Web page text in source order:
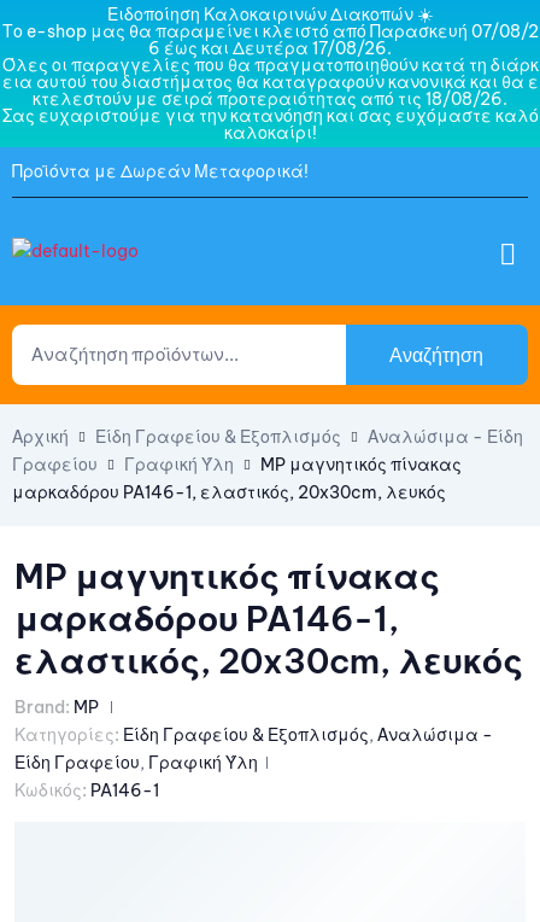
Ειδοποίηση Καλοκαιρινών Διακοπών ☀️
Το e-shop μας θα παραμείνει κλειστό από Παρασκευή 07/08/2
6 έως και Δευτέρα 17/08/26.
Όλες οι παραγγελίες που θα πραγματοποιηθούν κατά τη διάρκ
εια αυτού του διαστήματος θα καταγραφούν κανονικά και θα ε
κτελεστούν με σειρά προτεραιότητας από τις 18/08/26.
Σας ευχαριστούμε για την κατανόηση και σας ευχόμαστε καλό
καλοκαίρι!
Προϊόντα με Δωρεάν Μεταφορικά!
Αναζήτηση
Αρχική Είδη Γραφείου & Εξοπλισμός
Αναλώσιμα - Είδη
Γραφείου
Γραφική Ύλη
MP μαγνητικός πίνακας
μαρκαδόρου PA146-1, ελαστικός, 20x30cm, λευκός
MP μαγνητικός πίνακας
μαρκαδόρου PA146-1,
ελαστικός, 20x30cm, λευκός
Brand: MP
Κατηγορίες: Είδη Γραφείου & Εξοπλισμός, Αναλώσιμα -
Είδη Γραφείου, Γραφική Ύλη
Κωδικός: PA146-1